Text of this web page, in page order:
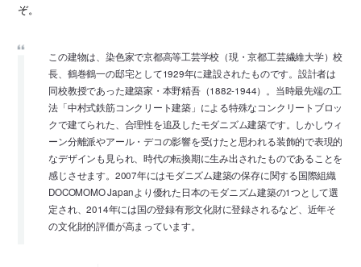
ぞ。
この建物は、染色家で京都高等工芸学校（現・京都工芸繊維大学）校
長、鶴巻鶴一の邸宅として1929年に建設されたものです。設計者は
同校教授であった建築家・本野精吾（1882-1944）。当時最先端の工
法「中村式鉄筋コンクリート建築」による特殊なコンクリートブロッ
クで建てられた、合理性を追及したモダニズム建築です。しかしウィ
ーン分離派やアール・デコの影響を受けたと思われる装飾的で表現的
なデザインも見られ、時代の転換期に生み出されたものであることを
感じさせます。2007年にはモダニズム建築の保存に関する国際組織
DOCOMOMO Japanより優れた日本のモダニズム建築の1つとして選
定され、2014年には国の登録有形文化財に登録されるなど、近年そ
の文化財的評価が高まっています。